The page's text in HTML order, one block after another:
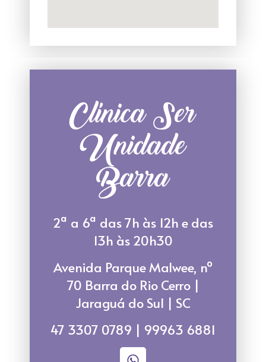
Clínica Ser
Unidade
Barra
2ª a 6ª das 7h às 12h e das
13h às 20h30
Avenida Parque Malwee, nº
70 Barra do Rio Cerro |
Jaraguá do Sul | SC
47 3307 0789 | 99963 6881